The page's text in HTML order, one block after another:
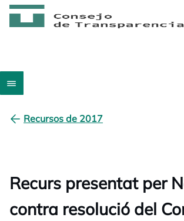
Recursos de 2017
Recurs presentat per
contra resolució del